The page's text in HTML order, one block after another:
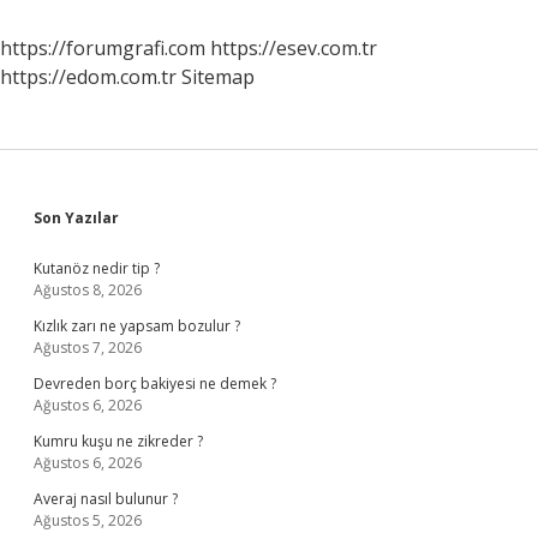
https://forumgrafi.com https://esev.com.tr
https://edom.com.trSitemap
Sidebar
Son Yazılar
Kutanöz nedir tip ?
Ağustos 8, 2026
Kızlık zarı ne yapsam bozulur ?
Ağustos 7, 2026
Devreden borç bakiyesi ne demek ?
Ağustos 6, 2026
Kumru kuşu ne zikreder ?
Ağustos 6, 2026
Averaj nasıl bulunur ?
Ağustos 5, 2026